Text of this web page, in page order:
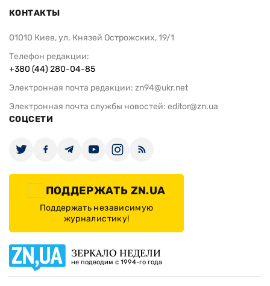
КОНТАКТЫ
01010 Киев, ул. Князей Острожских, 19/1
Телефон редакции:
+380 (44) 280-04-85
Электронная почта редакции: zn94@ukr.net
Электронная почта службы новостей: editor@zn.ua
СОЦСЕТИ
ПОДДЕРЖАТЬ ZN.UA
Поддержать независимую
журналистику!
ЗЕРКАЛО НЕДЕЛИ
не подводим с 1994-го года